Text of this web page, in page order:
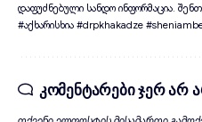
დაფუძნებული სანდო ინფორმაცია.
#აქხარისხია #drpkhakadze
კომენტარები ჯერ არ